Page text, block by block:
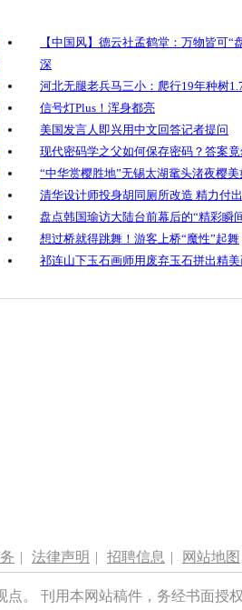
【中国风】德云社孟鹤堂：万物皆可“
深
河北无腿老兵马三小：爬行19年种树
信号灯Plus！浑身都亮
美国发言人即兴用中文回答记者提问
现代密码学之父如何保存密码？答案
“中华赏樱胜地”无锡太湖鼋头渚夜樱美
清华设计师投身胡同厕所改造 精力付
盘点韩国瑜访大陆台前幕后的“精彩瞬
想过桥就得跳舞！游客上桥“魔性”起舞
祁连山下玉石画师用废弃玉石拼出精
| 法律声明 | 招聘信息 | 网站地图
。 刊用本网站稿件，务经书面授权